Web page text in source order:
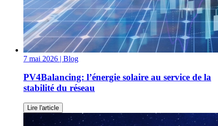
7 mai 2026 | Blog
PV4Balancing: l’énergie solaire au service de la
stabilité du réseau
Lire l'article